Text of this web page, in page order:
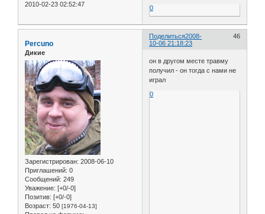
2010-02-23 02:52:47
0
Поделиться 46
2008-
10-06 21:18:23
Percuno
Дикие
Зарегистрирован: 2008-06-10
Приглашений: 0
Сообщений: 249
Уважение: [+0/-0]
Позитив: [+0/-0]
Возраст: 50 [1976-04-13]
он в другом месте травму
получил - он тогда с нами не
играл
0